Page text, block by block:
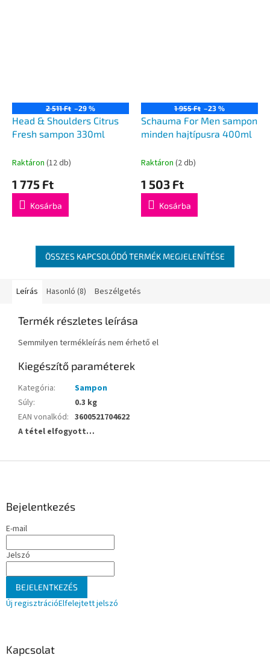
2 511 Ft –29 %
Head & Shoulders Citrus
Fresh sampon 330ml
Raktáron (12 db)
1 775 Ft
Kosárba
1 955 Ft –23 %
Schauma For Men sampon
minden hajtípusra 400ml
Raktáron (2 db)
1 503 Ft
Kosárba
ÖSSZES KAPCSOLÓDÓ TERMÉK MEGJELENÍTÉSE
Leírás Hasonló (8) Beszélgetés
Termék részletes leírása
Semmilyen termékleírás nem érhető el
Kiegészítő paraméterek
Kategória:
Sampon
Súly:
0.3 kg
EAN vonalkód: 3600521704622
A tétel elfogyott…
Bejelentkezés
E-mail
Jelszó
BEJELENTKEZÉS
Új regisztrációElfelejtett jelszó
Kapcsolat